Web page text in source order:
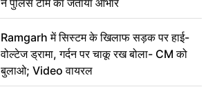
Ramgarh में सिस्टम के खिलाफ सड़क पर हाई-
वोल्टेज ड्रामा, गर्दन पर चाकू रख बोला- CM को
बुलाओ; Video वायरल